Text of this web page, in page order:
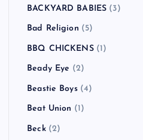
BACKYARD BABIES (3)
Bad Religion (5)
BBQ CHICKENS(1)
Beady Eye (2)
Beastie Boys(4)
Beat Union (1)
Beck(2)